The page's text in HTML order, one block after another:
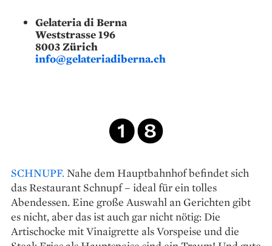
Gelateria di Berna
Weststrasse 196
8003 Zürich
info@gelateriadiberna.ch
SCHNUPF. Nahe dem Hauptbahnhof befindet sich
das Restaurant Schnupf – ideal für ein tolles
Abendessen. Eine große Auswahl an Gerichten gibt
es nicht, aber das ist auch gar nicht nötig: Die
Artischocke mit Vinaigrette als Vorspeise und die